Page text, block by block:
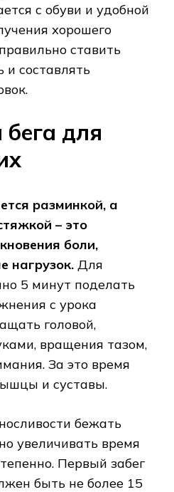
с обуви и удобной
хорошего
ставить
составлять
для
разминкой, а
– это
боли,
нагрузок. Для
5 минут поделать
с урока
головой,
вращения тазом,
За это время
и суставы.
бежать
увеличивать время
Первый забег
быть не более 15